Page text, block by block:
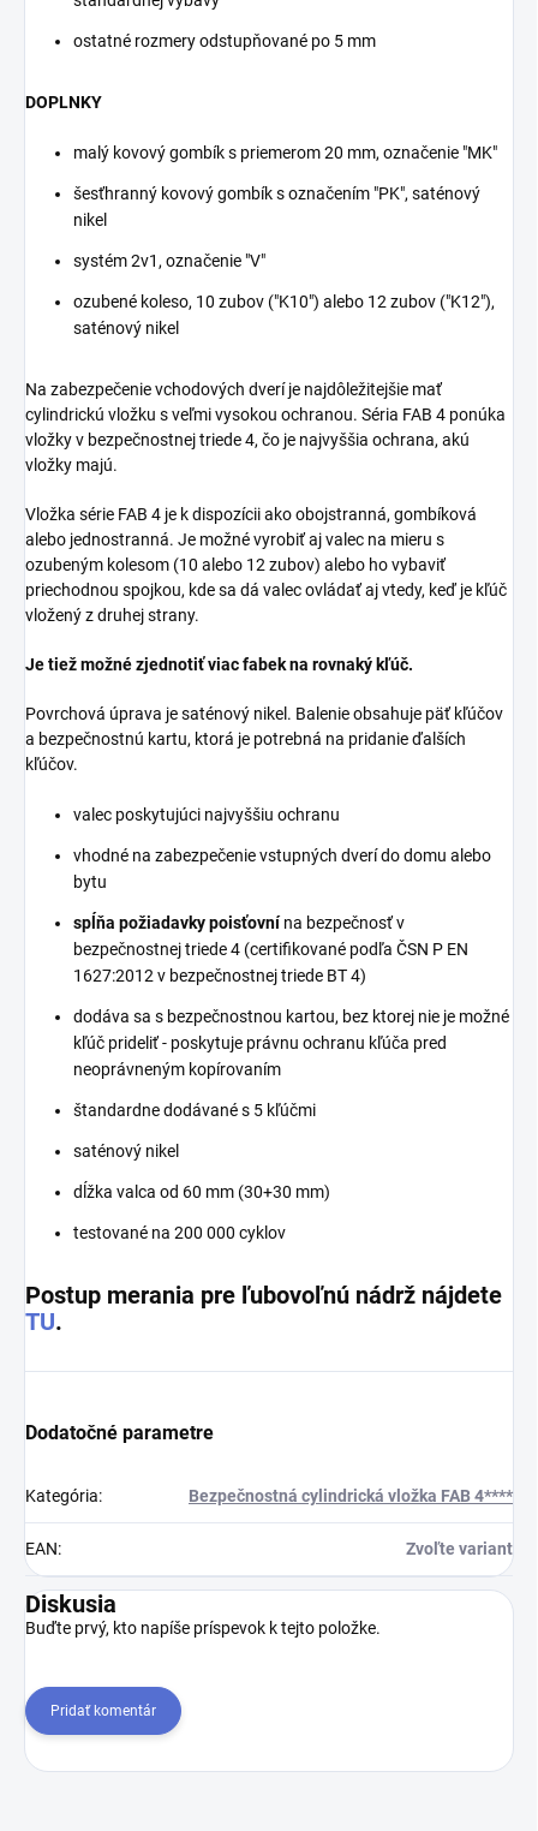
ostatné rozmery odstupňované po 5 mm
DOPLNKY
malý kovový gombík s priemerom 20 mm, označenie "MK"
šesťhranný kovový gombík s označením "PK", saténový
nikel
systém 2v1, označenie "V"
ozubené koleso, 10 zubov ("K10") alebo 12 zubov ("K12"),
saténový nikel
Na zabezpečenie vchodových dverí je najdôležitejšie mať
cylindrickú vložku s veľmi vysokou ochranou. Séria FAB 4 ponúka
vložky v bezpečnostnej triede 4, čo je najvyššia ochrana, akú
vložky majú.
Vložka série FAB 4 je k dispozícii ako obojstranná, gombíková
alebo jednostranná. Je možné vyrobiť aj valec na mieru s
ozubeným kolesom (10 alebo 12 zubov) alebo ho vybaviť
priechodnou spojkou, kde sa dá valec ovládať aj vtedy, keď je kľúč
vložený z druhej strany.
Je tiež možné zjednotiť viac fabek na rovnaký kľúč.
Povrchová úprava je saténový nikel. Balenie obsahuje päť kľúčov
a bezpečnostnú kartu, ktorá je potrebná na pridanie ďalších
kľúčov.
valec poskytujúci najvyššiu ochranu
vhodné na zabezpečenie vstupných dverí do domu alebo
bytu
spĺňa požiadavky poisťovnína bezpečnosť v
bezpečnostnej triede 4 (certifikované podľa ČSN P EN
1627:2012 v bezpečnostnej triede BT 4)
dodáva sa s bezpečnostnou kartou, bez ktorej nie je možné
kľúč prideliť - poskytuje právnu ochranu kľúča pred
neoprávneným kopírovaním
štandardne dodávané s 5 kľúčmi
saténový nikel
dĺžka valca od 60 mm (30+30 mm)
testované na 200 000 cyklov
Postup merania pre ľubovoľnú nádrž nájdete
TU.
Dodatočné parametre
Kategória: Bezpečnostná cylindrická vložka FAB 4****
EAN: Zvoľte variant
Diskusia
Buďte prvý, kto napíše príspevok k tejto položke.
Pridať komentár